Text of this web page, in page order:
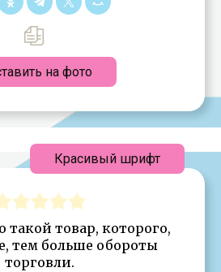
на фото
такой товар, которого,
тем больше обороты
торговли.
Красивый шрифт